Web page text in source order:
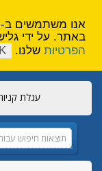
עגלת
באתר. על ידי
הפרטיות שלנו.